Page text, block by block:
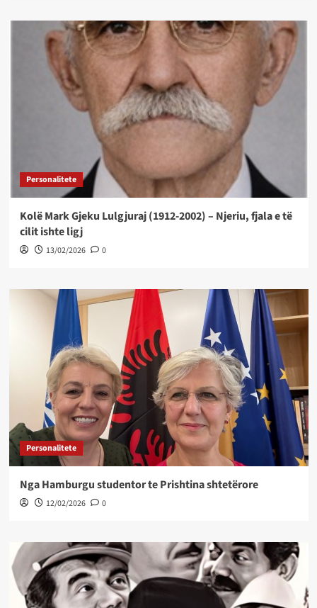
Personalitete
Kolë Mark Gjeku Lulgjuraj (1912-2002) – Njeriu, fjala e të
cilit ishte ligj
13/02/2026 0
Personalitete
Nga Hamburgu studentor te Prishtina shtetërore
12/02/2026 0